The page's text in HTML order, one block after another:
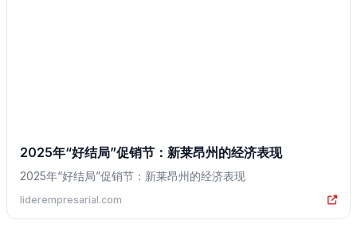
2025年“好结局”促销节：新莱昂州的经济表现
2025年“好结局”促销节：新莱昂州的经济表现
liderempresarial.com